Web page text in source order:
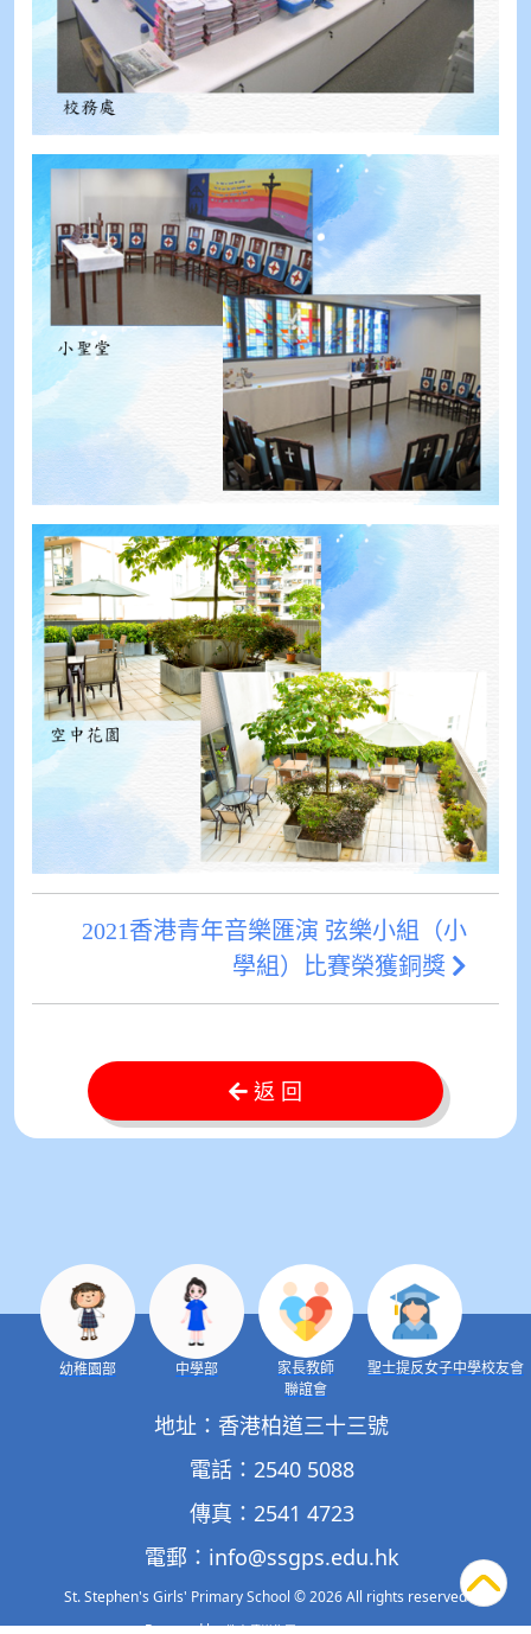
2021香港青年音樂匯演 弦樂小組（小
學組）比賽榮獲銅獎
返 回
地址：香港柏道三十三號
電話：2540 5088
傳真：2541 4723
電郵： info@ssgps.edu.hk
幼稚園部 中學部
家長教師
聯誼會
聖士提反女子中學校友會
St. Stephen's Girls' Primary School © 2026 All rights reserved
教育傳媒集團 GoodSchool.hk